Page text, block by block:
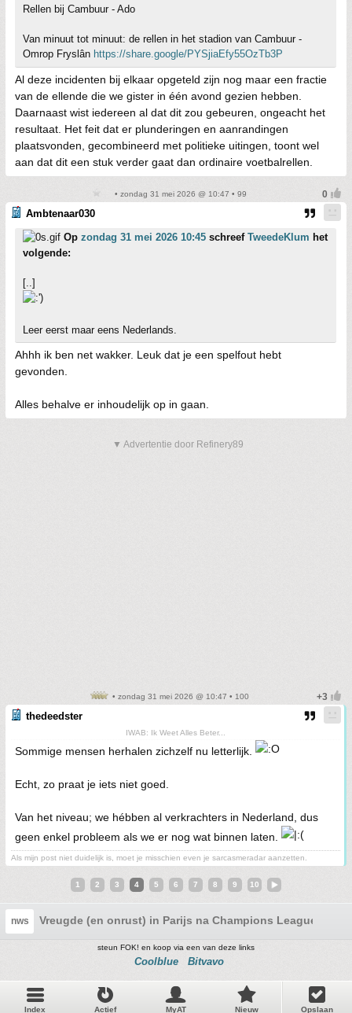
Rellen bij Cambuur - Ado
Van minuut tot minuut: de rellen in het stadion van Cambuur -
Omrop Fryslân https://share.google/PYSjiaEfy55OzTb3P
Al deze incidenten bij elkaar opgeteld zijn nog maar een fractie
van de ellende die we gister in één avond gezien hebben.
Daarnaast wist iedereen al dat dit zou gebeuren, ongeacht het
resultaat. Het feit dat er plunderingen en aanrandingen
plaatsvonden, gecombineerd met politieke uitingen, toont wel
aan dat dit een stuk verder gaat dan ordinaire voetbalrellen.
• zondag 31 mei 2026 @ 10:47 • 99
Ambtenaar030
Op zondag 31 mei 2026 10:45 schreef TweedeKlum het
volgende:
[..]
Leer eerst maar eens Nederlands.
Ahhh ik ben net wakker. Leuk dat je een spelfout hebt
gevonden.
Alles behalve er inhoudelijk op in gaan.
▼ Advertentie door Refinery89
• zondag 31 mei 2026 @ 10:47 • 100
thedeedster
IWAB: Ik Weet Alles Beter...
Sommige mensen herhalen zichzelf nu letterlijk.
Echt, zo praat je iets niet goed.
Van het niveau; we hébben al verkrachters in Nederland, dus
geen enkel probleem als we er nog wat binnen laten.
Als mijn post niet duidelijk is, moet je misschien even je sarcasmeradar aanzetten.
1 2 3 4 5 6 7 8 9 10
nws Vreugde (en onrust) in Parijs na Champions League winst
steun FOK! en koop via een van deze links
Coolblue Bitvavo
Index Actief MyAT Nieuw Opslaan